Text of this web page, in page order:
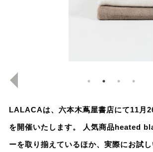
LALACAは、六本木蔦屋書店にて11月
を開催いたします。 人気商品heated
ーを取り揃えているほか、実際にお試